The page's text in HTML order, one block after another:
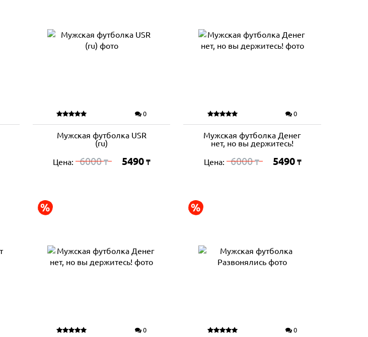
0
Мужская футболка USR
(ru)
Цена: 6000₸ 5490 ₸
0
Мужская футболка Денег
нет, но вы держитесь!
Цена: 6000₸ 5490 ₸
0 0